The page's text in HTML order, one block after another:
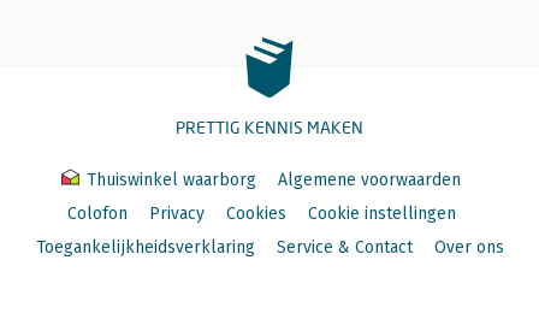
PRETTIG KENNIS MAKEN
Thuiswinkel waarborg
Algemene voorwaarden
Colofon
Privacy Cookies
Cookie instellingen
Toegankelijkheidsverklaring
Service & Contact Over ons